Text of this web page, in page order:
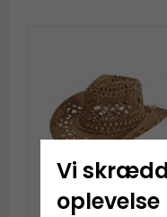
Vi
oplevelse